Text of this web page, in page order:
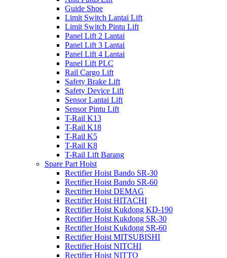
Guide Shoe
Limit Switch Lantai Lift
Limit Switch Pintu Lift
Panel Lift 2 Lantai
Panel Lift 3 Lantai
Panel Lift 4 Lantai
Panel Lift PLC
Rail Cargo Lift
Safety Brake Lift
Safety Device Lift
Sensor Lantai Lift
Sensor Pintu Lift
T-Rail K13
T-Rail K18
T-Rail K5
T-Rail K8
T-Rail Lift Barang
Spare Part Hoist
Rectifier Hoist Bando SR-30
Rectifier Hoist Bando SR-60
Rectifier Hoist DEMAG
Rectifier Hoist HITACHI
Rectifier Hoist Kukdong KD-190
Rectifier Hoist Kukdong SR-30
Rectifier Hoist Kukdong SR-60
Rectifier Hoist MITSUBISHI
Rectifier Hoist NITCHI
Rectifier Hoist NITTO